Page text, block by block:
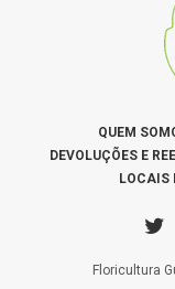
QUEM
DEVOLUÇÕES E
LOCAIS
Floricultura